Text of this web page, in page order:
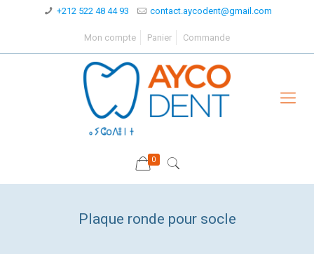
+212 522 48 44 93 contact.aycodent@gmail.com
Mon compte Panier Commande
0
Plaque ronde pour socle